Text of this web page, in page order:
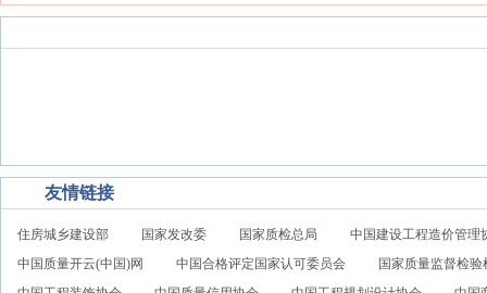
友情链接
住房城乡建设部 国家发改委 国家质检总局
中国建设工程造价管理
中国质量开云(中国)网
中国合格评定国家认可委员会
国家质量监督检验